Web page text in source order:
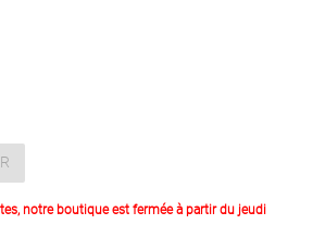
notre boutique est fermée à partir du jeudi